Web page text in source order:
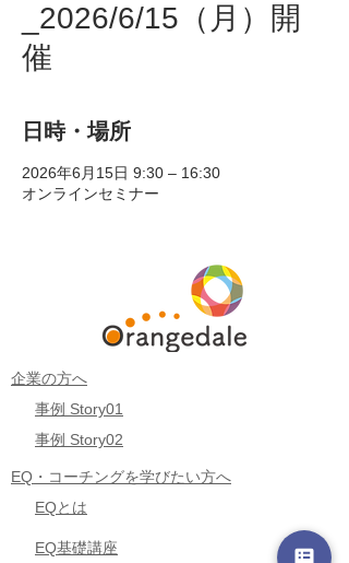
_2026/6/15（月）開
催
日時・場所
2026年6月15日 9:30 – 16:30
オンラインセミナー
企業の方へ
事例 Story01
事例 Story02
EQ・コーチングを学びたい方へ
EQとは
EQ基礎講座